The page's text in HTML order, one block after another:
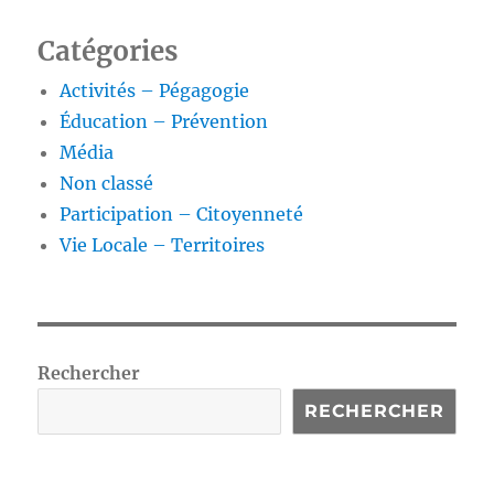
Catégories
Activités – Pégagogie
Éducation – Prévention
Média
Non classé
Participation – Citoyenneté
Vie Locale – Territoires
Rechercher
RECHERCHER